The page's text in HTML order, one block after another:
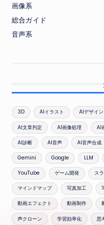
画像系
総合ガイド
音声系
3D AIイラスト AIデザイン
AI文章判定 AI画像処理 AI
AI診断 AI音声 AI音声合成
Gemini Google LLM
YouTube ゲーム開発 ス
マインドマップ 写真加工
動画エフェクト 動画制作
声クローン 学習効率化 思